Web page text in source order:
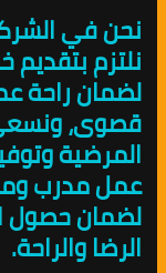
نحن في
نلتزم
لضمان راحة
قصوى،
المرضية
عمل مدرب
لضمان حصول
الرضا والراحة.